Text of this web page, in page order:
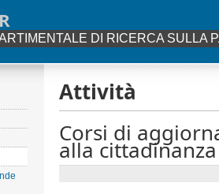
DI RICERCA SULLA
Attività
Corsi di
alla cittadinanza